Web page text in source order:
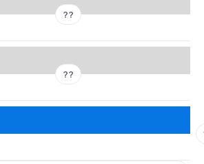
??
??